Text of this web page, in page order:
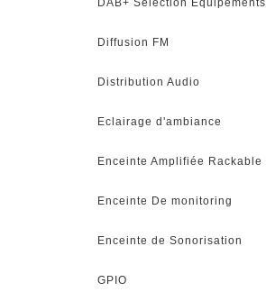
DAB+ Sélection Equipements
Diffusion FM
Distribution Audio
Eclairage d'ambiance
Enceinte Amplifiée Rackable
Enceinte De monitoring
Enceinte de Sonorisation
GPIO